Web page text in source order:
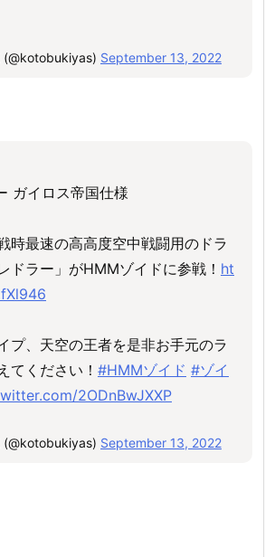
September 13, 2022
ガイロス帝国仕様
時最速の高高度空中戦闘用のドラ
ドラー」がHMMゾイドに参戦！ ht
プ、天空の王者を是非お手元のラ
てください！ #HMMゾイド #ゾイ
2ODnBwJXXP
September 13, 2022